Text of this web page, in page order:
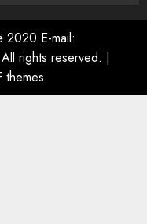
hesht për
2020 E-mail:
rights reserved. |
themes.